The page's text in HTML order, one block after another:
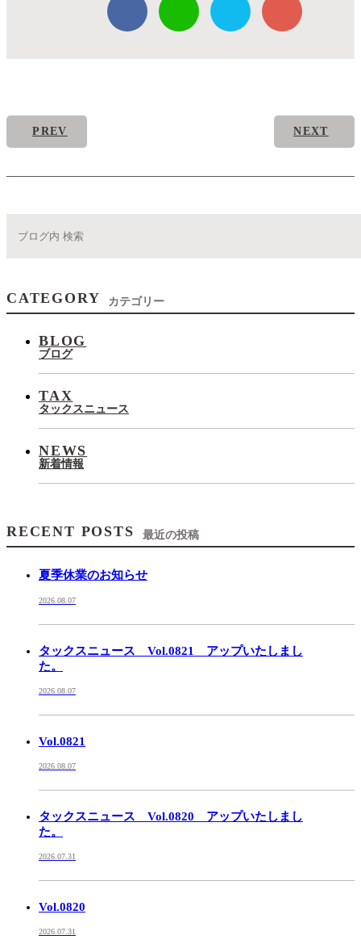
PREV NEXT
CATEGORY カテゴリー
BLOG
ブログ
TAX
タックスニュース
NEWS
新着情報
RECENT POSTS 最近の投稿
夏季休業のお知らせ
2026.08.07
タックスニュース Vol.0821 アップいたしまし
た。
2026.08.07
Vol.0821
2026.08.07
タックスニュース Vol.0820 アップいたしまし
た。
2026.07.31
Vol.0820
2026.07.31